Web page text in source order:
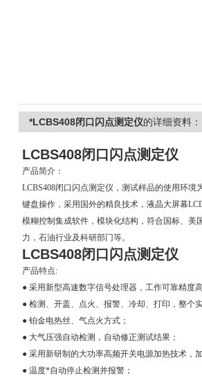
*LCBS408闭口闪点测定仪的详细资料：
LCBS408闭口闪点测定仪
产品简介：
LCBS408闭口闪点测定仪 ，测试样品的使用环
键盘操作，采用国外的精良技术，液晶大屏幕
模糊控制集成软件，模块化结构，符合国标、
力，石油行业及科研部门等。
LCBS408闭口闪点测定仪
产品特点:
● 采用新型高速数字信号处理器，工作可靠精度
● 检测、开盖、点火、报警、冷却、打印，整个
● 铂金电热丝、气点火方式；
● 大气压强自动检测，自动修正测试结果；
● 采用新研制的大功率高频开关电源加热技术，
● 温度*自动停止检测并报警；